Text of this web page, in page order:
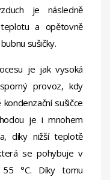
je následně
a opětovně
sušičky.
je jak vysoká
provoz, kdy
sušičce
je i mnohem
díky nižší teplotě
se pohybuje v
°C. Díky tomu